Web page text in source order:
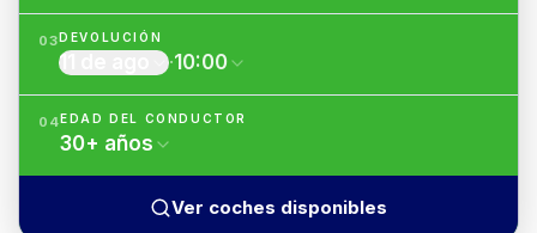
03DEVOLUCIÓN
11 de ago ·10:00
04EDAD DEL CONDUCTOR
30+ años
Ver coches disponibles